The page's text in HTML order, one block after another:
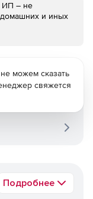
ИП – не
и иных
Подробнее
можем сказать
свяжется